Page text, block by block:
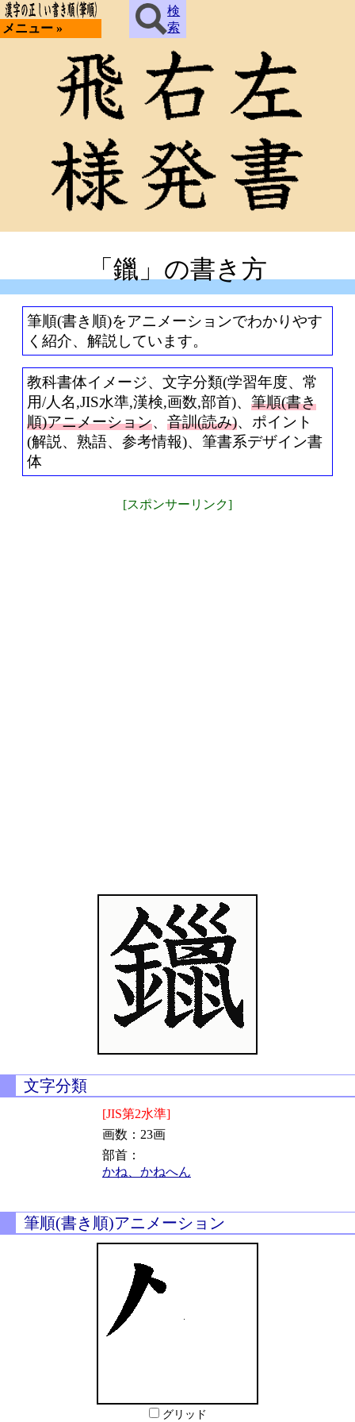
メニュー »
検
索
「鑞」の書き方
筆順(書き順)をアニメーションでわかりやす
く紹介、解説しています。
教科書体イメージ、文字分類(学習年度、常
用/人名,JIS水準,漢検,画数,部首)、 筆順(書き
順)アニメーション、 音訓(読み)、ポイント
(解説、熟語、参考情報)、筆書系デザイン書
体
[スポンサーリンク]
文字分類
[JIS第2水準]
画数：23画
部首：
かね、かねへん
筆順(書き順)アニメーション
グリッド